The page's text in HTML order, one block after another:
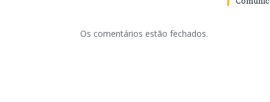
Os comentários estão fechados.